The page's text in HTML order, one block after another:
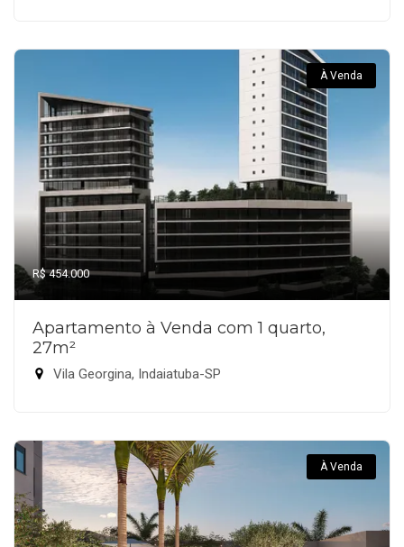
À Venda
R$ 454.000
Apartamento à Venda com 1 quarto,
27m²
Vila Georgina, Indaiatuba-SP
À Venda